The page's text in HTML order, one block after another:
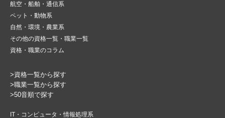
航空・船舶・通信系
ペット・動物系
自然・環境・農業系
その他の資格一覧・職業一覧
資格・職業のコラム
>資格一覧から探す
>職業一覧から探す
>50音順で探す
IT・コンピュータ・情報処理系